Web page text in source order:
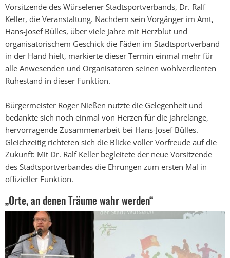
Vorsitzende des Würselener Stadtsportverbands, Dr. Ralf
Keller, die Veranstaltung. Nachdem sein Vorgänger im Amt,
Hans-Josef Bülles, über viele Jahre mit Herzblut und
organisatorischem Geschick die Fäden im Stadtsportverband
in der Hand hielt, markierte dieser Termin einmal mehr für
alle Anwesenden und Organisatoren seinen wohlverdienten
Ruhestand in dieser Funktion.
Bürgermeister Roger Nießen nutzte die Gelegenheit und
bedankte sich noch einmal von Herzen für die jahrelange,
hervorragende Zusammenarbeit bei Hans-Josef Bülles.
Gleichzeitig richteten sich die Blicke voller Vorfreude auf die
Zukunft: Mit Dr. Ralf Keller begleitete der neue Vorsitzende
des Stadtsportverbandes die Ehrungen zum ersten Mal in
offizieller Funktion.
„Orte, an denen Träume wahr werden“